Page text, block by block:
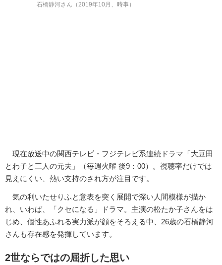
石橋静河さん（2019年10月、時事）
現在放送中の関西テレビ・フジテレビ系連続ドラマ「大豆田
とわ子と三人の元夫」（毎週火曜 後9：00）。視聴率だけでは
見えにくい、熱い支持のされ方が注目です。
気の利いたせりふと意表を突く展開で深い人間模様が描か
れ、いわば、「クセになる」ドラマ。主演の松たか子さんをは
じめ、個性あふれる実力派が顔をそろえる中、26歳の石橋静河
さんも存在感を発揮しています。
2世ならではの屈折した思い